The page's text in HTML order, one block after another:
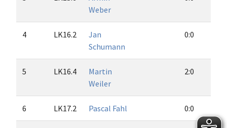
Weber
4 LK16.2
Jan
Schumann
0:0
5 LK16.4
Martin
Weiler
2:0
6 LK17.2 Pascal Fahl 0:0